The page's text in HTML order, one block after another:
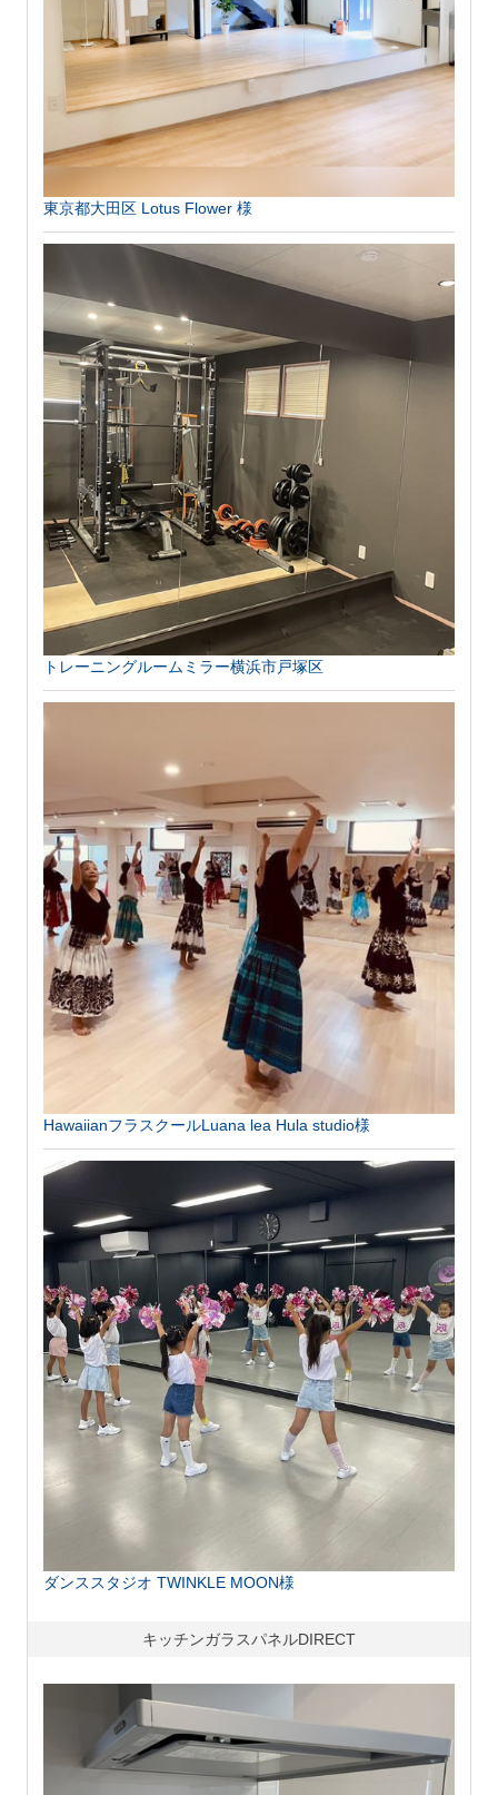
東京都大田区 Lotus Flower 様
トレーニングルームミラー横浜市戸塚区
HawaiianフラスクールLuana lea Hula studio様
ダンススタジオ TWINKLE MOON様
キッチンガラスパネルDIRECT